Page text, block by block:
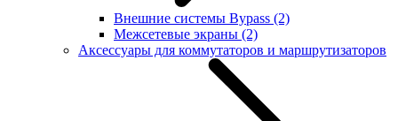
Внешние системы Bypass (2)
Межсетевые экраны (2)
Аксессуары для коммутаторов и маршрутизаторов